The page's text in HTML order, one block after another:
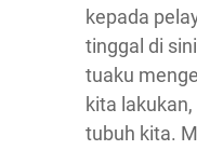
kepada
tinggal di
tuaku
kita
tubuh kita.